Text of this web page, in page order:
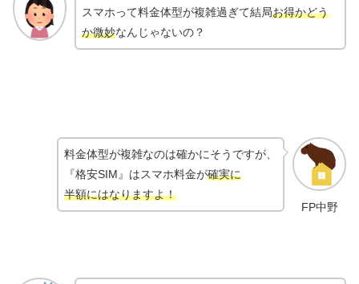
スマホって料金体型が複雑過ぎて結局お得かどう
か微妙なんじゃないの？
FP中野
料金体型が複雑なのは確かにそうですが、
『格安SIM』はスマホ料金が確実に
半額にはなりますよ！